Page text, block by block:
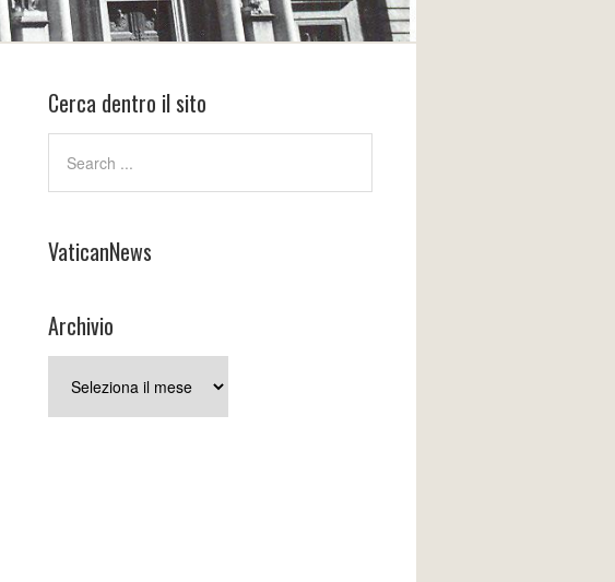
Cerca dentro il sito
VaticanNews
Archivio